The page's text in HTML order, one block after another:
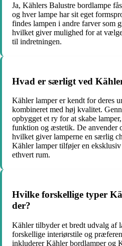
Ja, Kählers Balustre bordlampe
og hver lampe har sit eget
findes lampen i andre farver som
hvilket giver mulighed for at
til indretningen.
Hvad er særligt ved
Kähler lamper er kendt for deres
kombineret med høj kvalitet.
opbygget et ry for at skabe
funktion og æstetik. De anvender
hvilket giver lamperne en særlig
Kähler lamper tilføjer en
ethvert rum.
Hvilke forskellige typer
der?
Kähler tilbyder et bredt udvalg af
forskellige interiørstile og
inkluderer Kähler bordlamper og